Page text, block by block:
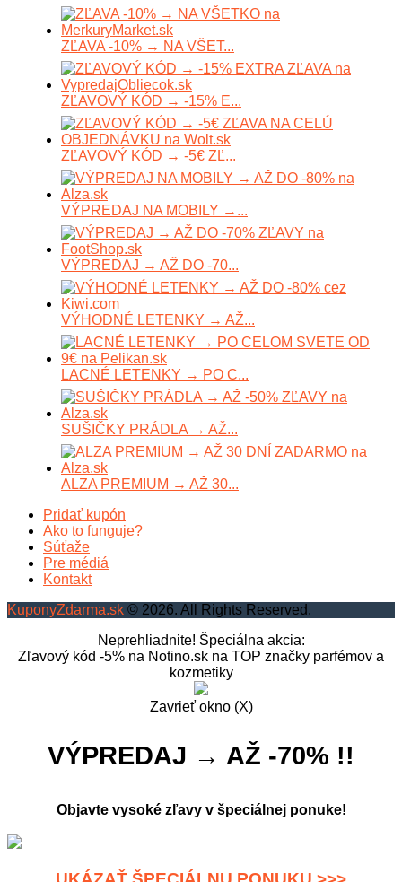
ZĽAVA -10% → NA VŠET...
ZĽAVOVÝ KÓD → -15% E...
ZĽAVOVÝ KÓD → -5€ ZĽ...
VÝPREDAJ NA MOBILY →...
VÝPREDAJ → AŽ DO -70...
VÝHODNÉ LETENKY → AŽ...
LACNÉ LETENKY → PO C...
SUŠIČKY PRÁDLA → AŽ...
ALZA PREMIUM → AŽ 30...
Pridať kupón
Ako to funguje?
Súťaže
Pre médiá
Kontakt
KuponyZdarma.sk © 2026. All Rights Reserved.
Neprehliadnite! Špeciálna akcia:
Zľavový kód -5% na Notino.sk na TOP značky parfémov a
kozmetiky
Zavrieť okno (X)
VÝPREDAJ → AŽ -70% !!
Objavte vysoké zľavy v špeciálnej ponuke!